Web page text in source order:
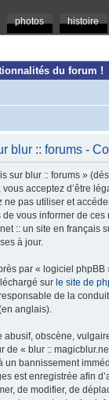
photos histoire
du forum !
blur :: forums -
sur blur :: forums »
acceptez d’être
pas utiliser et
vous informer de
:: un site en
à jour.
par « logiciel
sur le site de
de la
anglais).
obscène,
« blur ::
bannissement
est enregistrée afin
de modifier, de